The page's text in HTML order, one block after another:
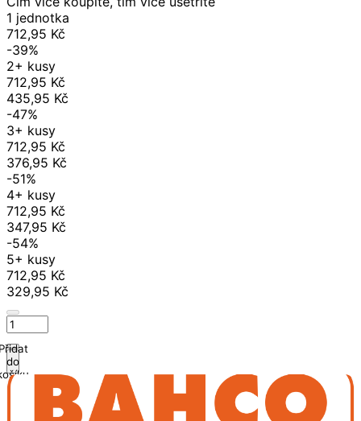
1 jednotka
712,95 Kč
-39%
2+ kusy
712,95 Kč
435,95 Kč
-47%
3+ kusy
712,95 Kč
376,95 Kč
-51%
4+ kusy
712,95 Kč
347,95 Kč
-54%
5+ kusy
712,95 Kč
329,95 Kč
do